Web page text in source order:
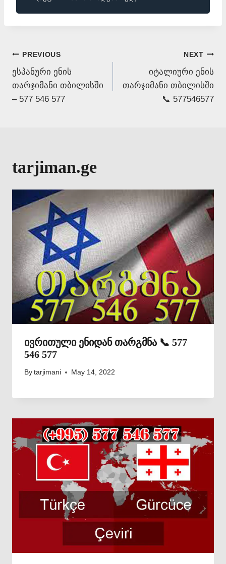
Post
navigation
PREVIOUS
ესპანური ენის
თარჯიმანი თბილისში
– 577 546 577
NEXT
იტალიური ენის
თარჯიმანი თბილისში
📞 577546577
tarjiman.ge
ივრითული ენიდან თარგმნა 📞 577
546 577
By tarjimani May 14, 2022